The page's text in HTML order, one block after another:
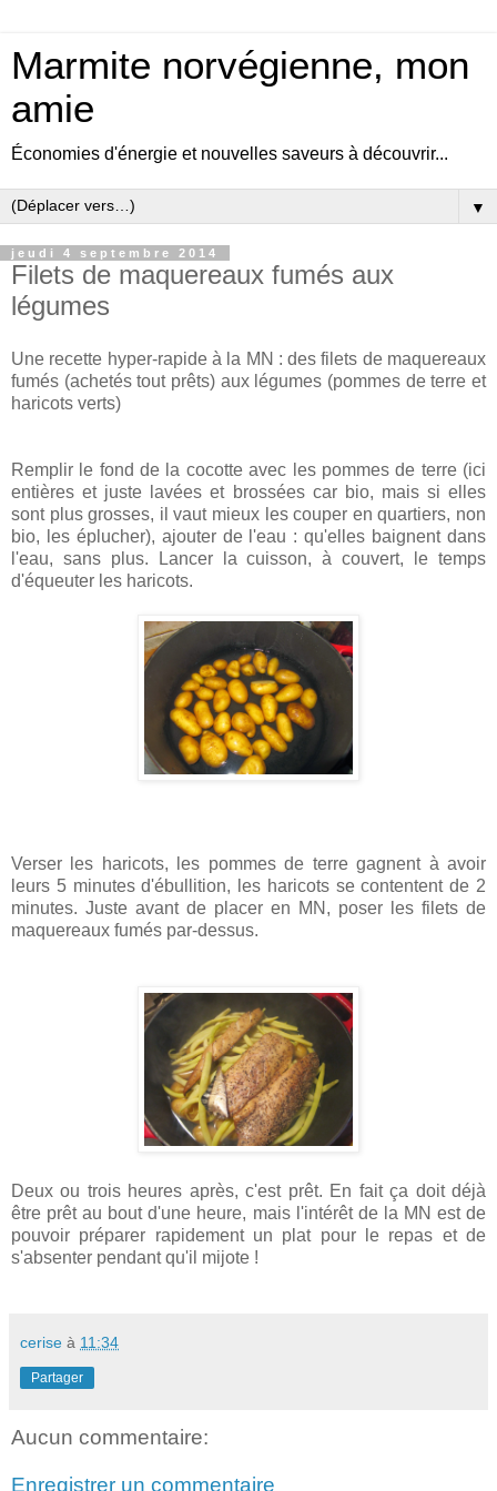
Marmite norvégienne, mon
amie
Économies d'énergie et nouvelles saveurs à découvrir...
▼
jeudi 4 septembre 2014
Filets de maquereaux fumés aux
légumes
Une recette hyper-rapide à la MN : des filets de maquereaux
fumés (achetés tout prêts) aux légumes (pommes de terre et
haricots verts)
Remplir le fond de la cocotte avec les pommes de terre (ici
entières et juste lavées et brossées car bio, mais si elles
sont plus grosses, il vaut mieux les couper en quartiers, non
bio, les éplucher), ajouter de l'eau : qu'elles baignent dans
l'eau, sans plus. Lancer la cuisson, à couvert, le temps
d'équeuter les haricots.
Verser les haricots, les pommes de terre gagnent à avoir
leurs 5 minutes d'ébullition, les haricots se contentent de 2
minutes. Juste avant de placer en MN, poser les filets de
maquereaux fumés par-dessus.
Deux ou trois heures après, c'est prêt. En fait ça doit déjà
être prêt au bout d'une heure, mais l'intérêt de la MN est de
pouvoir préparer rapidement un plat pour le repas et de
s'absenter pendant qu'il mijote !
cerise à 11:34
Partager
Aucun commentaire:
Enregistrer un commentaire